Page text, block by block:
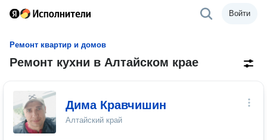
Войти
Ремонт квартир и домов
Ремонт кухни в Алтайском крае
Дима Кравчишин
Алтайский край